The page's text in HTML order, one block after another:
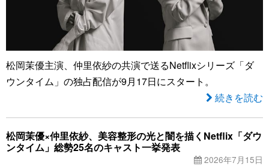
松岡茉優主演、仲里依紗の共演で送るNetflixシリーズ「ダ
ウンタイム」の独占配信が9月17日にスタート。
続きを読む
松岡茉優×仲里依紗、美容整形の光と闇を描くNetflix「ダウ
ンタイム」総勢25名のキャスト一挙発表
2026年7月15日